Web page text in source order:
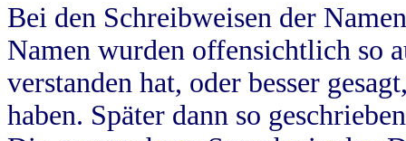
Bei den Schreibweisen der
Namen wurden offensichtlich so
verstanden hat, oder besser
haben. Später dann so